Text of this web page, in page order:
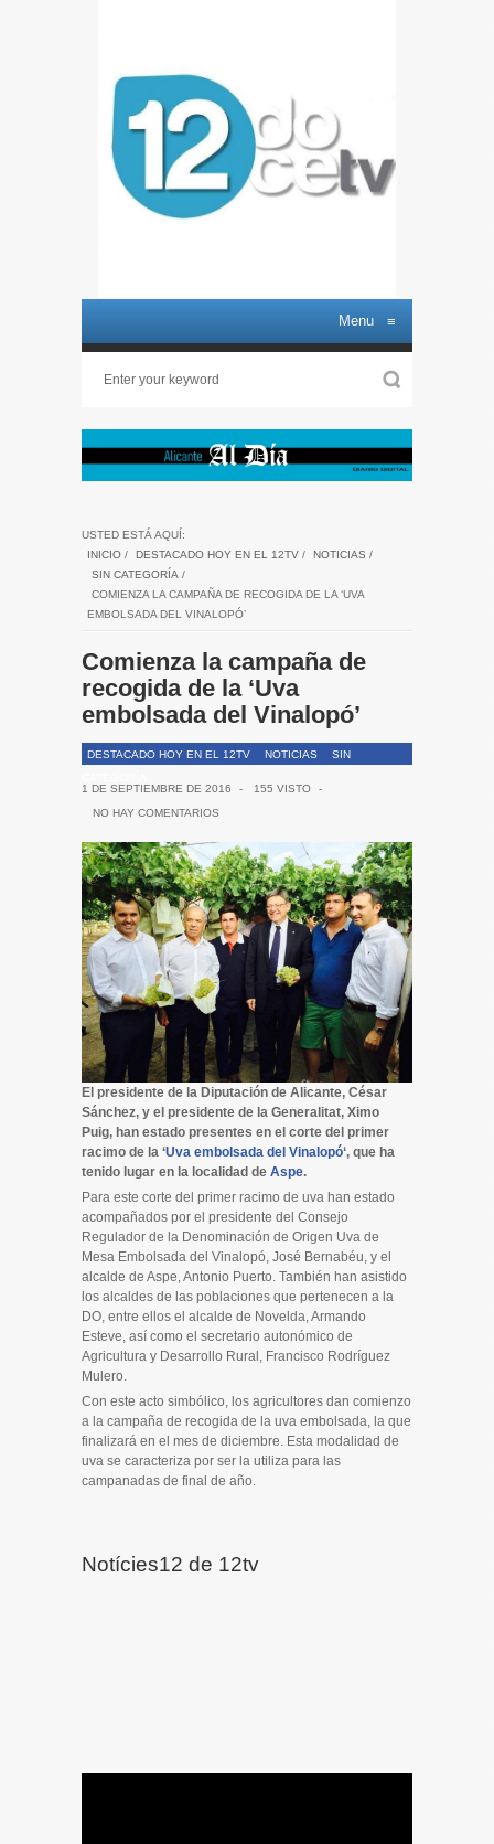
Menu ≡
USTED ESTÁ AQUÍ:
INICIO / DESTACADO HOY EN EL 12TV / NOTICIAS /
SIN CATEGORÍA /
COMIENZA LA CAMPAÑA DE RECOGIDA DE LA ‘UVA
EMBOLSADA DEL VINALOPÓ’
Comienza la campaña de
recogida de la ‘Uva
embolsada del Vinalopó’
DESTACADO HOY EN EL 12TV NOTICIAS
SIN
1 DE SEPTIEMBRE DE 2016
- 155 VISTO
-
NO HAY COMENTARIOS
El presidente de la Diputación de Alicante, César
Sánchez, y el presidente de la Generalitat, Ximo
Puig, han estado presentes en el corte del primer
racimo de la ‘Uva embolsada del Vinalopó‘, que ha
tenido lugar en la localidad de Aspe.
Para este corte del primer racimo de uva han estado
acompañados por el presidente del Consejo
Regulador de la Denominación de Origen Uva de
Mesa Embolsada del Vinalopó, José Bernabéu, y el
alcalde de Aspe, Antonio Puerto. También han asistido
los alcaldes de las poblaciones que pertenecen a la
DO, entre ellos el alcalde de Novelda, Armando
Esteve, así como el secretario autonómico de
Agricultura y Desarrollo Rural, Francisco Rodríguez
Mulero.
Con este acto simbólico, los agricultores dan comienzo
a la campaña de recogida de la uva embolsada, la que
finalizará en el mes de diciembre. Esta modalidad de
uva se caracteriza por ser la utiliza para las
campanadas de final de año.
Notícies12 de 12tv